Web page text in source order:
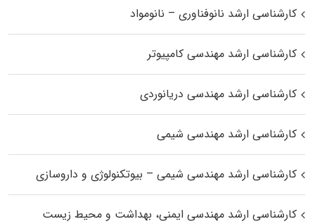
کارشناسی ارشد نانوفناوری – نانومواد
کارشناسی ارشد مهندسی کامپیوتر
کارشناسی ارشد مهندسی دریانوردی
کارشناسی ارشد مهندسی شیمی
کارشناسی ارشد مهندسی شیمی – بیوتکنولوژی و داروسازی
کارشناسی ارشد مهندسی ایمنی، بهداشت و محیط زیست